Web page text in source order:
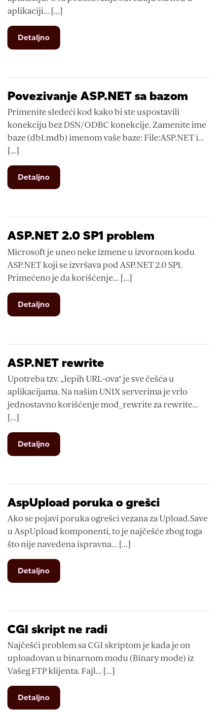
aplikaciji... [...]
Detaljno
ASP.NET
Povezivanje ASP.NET sa bazom
Primenite sledeći kod kako bi ste uspostavili
konekciju bez DSN/ODBC konekcije. Zamenite ime
baze (db1.mdb) imenom vaše baze: File:ASP.NET i...
[...]
Detaljno
Povezivanje
bazom
ASP.NET 2.0 SP1 problem
Microsoft je uneo neke izmene u izvornom kodu
ASP.NET koji se izvršava pod ASP.NET 2.0 SP1.
Primećeno je da korišćenje... [...]
Detaljno
ASP.NET
problem
ASP.NET rewrite
Upotreba tzv. „lepih URL-ova“ je sve češća u
aplikacijama. Na našim UNIX serverima je vrlo
jednostavno korišćenje mod_rewrite za rewrite...
[...]
Detaljno
ASP.NET
AspUpload poruka o grešci
Ako se pojavi poruka ogrešci vezana za Upload.Save
u AspUpload komponenti, to je najčešće zbog toga
što nije navedena ispravna... [...]
Detaljno
AspUpload
grešci
CGI skript ne radi
Najčešći problem sa CGI skriptom je kada je on
uploadovan u binarnom modu (Binary mode) iz
Vašeg FTP klijenta. Fajl... [...]
Detaljno
CGI